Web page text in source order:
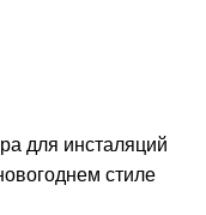
для инсталяций
стиле